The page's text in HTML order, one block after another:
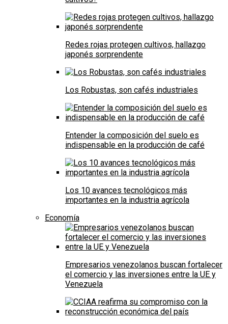
Redes rojas protegen cultivos, hallazgo
japonés sorprendente
Los Robustas, son cafés industriales
Entender la composición del suelo es
indispensable en la producción de café
Los 10 avances tecnológicos más
importantes en la industria agrícola
Economía
Empresarios venezolanos buscan fortalecer
el comercio y las inversiones entre la UE y
Venezuela